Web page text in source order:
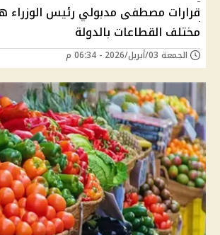
قرارات مصطفى مدبولي رئيس الوزراء
مختلف القطاعات بالدولة
الجمعة 03/أبريل/2026 - 06:34 م